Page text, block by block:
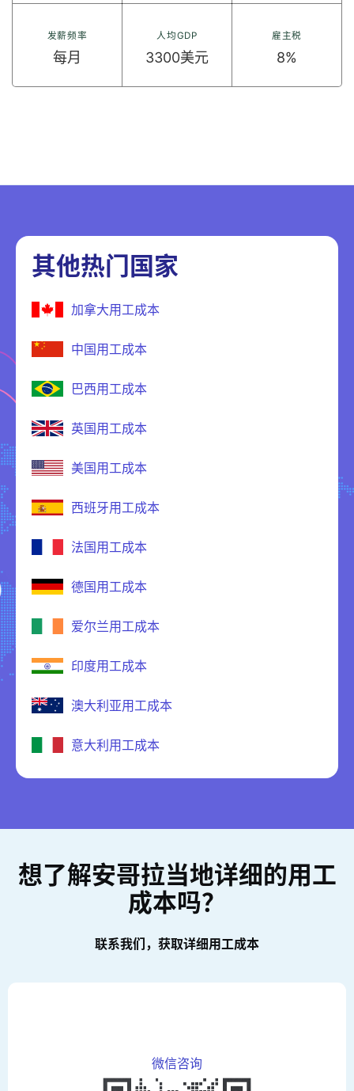
发薪频率
每月
人均GDP
3300美元
雇主税
8%
其他热门国家
加拿大用工成本
中国用工成本
巴西用工成本
英国用工成本
美国用工成本
西班牙用工成本
法国用工成本
德国用工成本
爱尔兰用工成本
印度用工成本
澳大利亚用工成本
意大利用工成本
想了解安哥拉当地详细的用工
成本吗？
联系我们，获取详细用工成本
微信咨询